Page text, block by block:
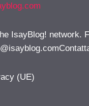
IsayBlog! network.
(UE)